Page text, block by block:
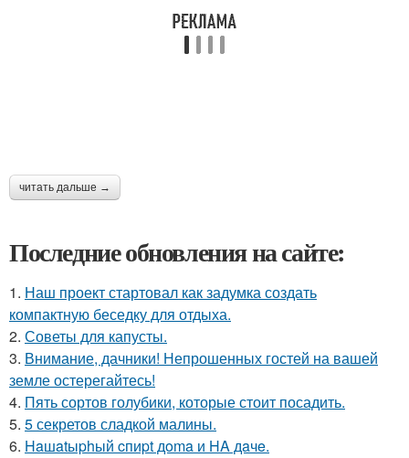
читать дальше →
Последние обновления на сайте:
1. Наш проект стартовал как задумка создать
компактную беседку для отдыха.
2. Советы для капусты.
3. Внимание, дачники! Непрошенных гостей на вашей
земле остерегайтесь!
4. Пять сортов голубики, которые стоит посадить.
5. 5 секретов сладкой малины.
6. Haшatыphый cпиpt дoma и HA дaчe.